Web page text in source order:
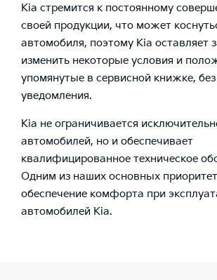
Kia стремится к постоянному
своей продукции, что может
автомобиля, поэтому Kia оставляет
изменить некоторые условия и
упомянутые в сервисной книжке,
уведомления.
Kia не ограничивается
автомобилей, но и обеспечивает
квалифицированное техническое
Одним из наших основных
обеспечение комфорта при
автомобилей Kia.